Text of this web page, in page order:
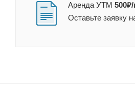
Аренда УТМ
Оставьте заявку